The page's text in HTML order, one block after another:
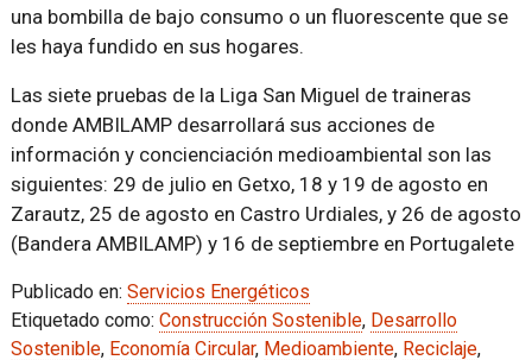
una bombilla de bajo consumo o un fluorescente que se
les haya fundido en sus hogares.
Las siete pruebas de la Liga San Miguel de traineras
donde AMBILAMP desarrollará sus acciones de
información y concienciación medioambiental son las
siguientes: 29 de julio en Getxo, 18 y 19 de agosto en
Zarautz, 25 de agosto en Castro Urdiales, y 26 de agosto
(Bandera AMBILAMP) y 16 de septiembre en Portugalete
Publicado en: Servicios Energéticos
Etiquetado como: Construcción Sostenible, Desarrollo
Sostenible, Economía Circular, Medioambiente, Reciclaje,